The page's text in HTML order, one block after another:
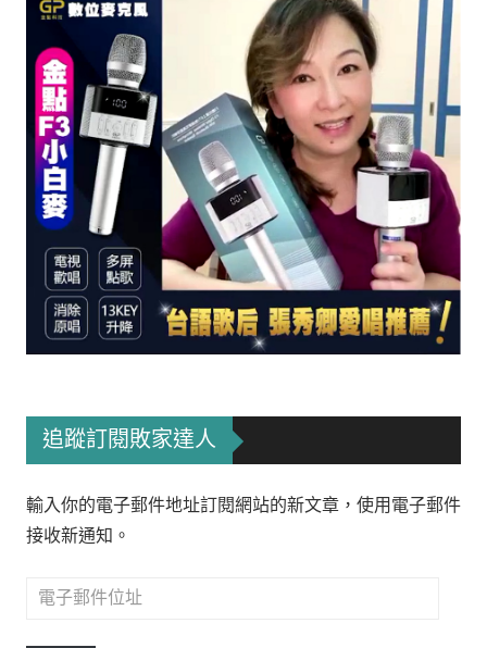
追蹤訂閱敗家達人
輸入你的電子郵件地址訂閱網站的新文章，使用電子郵件
接收新通知。
電